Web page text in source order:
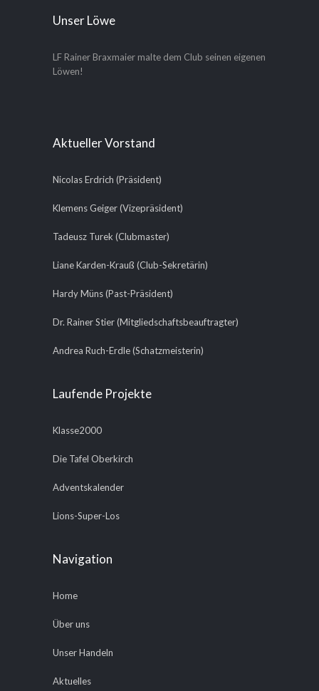
Unser Löwe
LF Rainer Braxmaier malte dem Club seinen eigenen
Löwen!
Aktueller Vorstand
Nicolas Erdrich (Präsident)
Klemens Geiger (Vizepräsident)
Tadeusz Turek (Clubmaster)
Liane Karden-Krauß (Club-Sekretärin)
Hardy Müns (Past-Präsident)
Dr. Rainer Stier (Mitgliedschaftsbeauftragter)
Andrea Ruch-Erdle (Schatzmeisterin)
Laufende Projekte
Klasse2000
Die Tafel Oberkirch
Adventskalender
Lions-Super-Los
Navigation
Home
Über uns
Unser Handeln
Aktuelles